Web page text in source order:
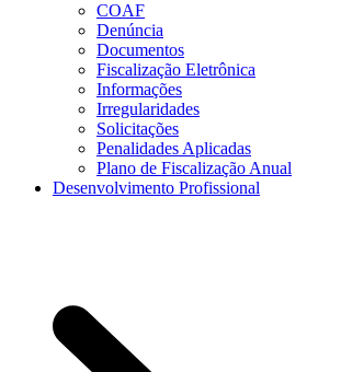
COAF
Denúncia
Documentos
Fiscalização Eletrônica
Informações
Irregularidades
Solicitações
Penalidades Aplicadas
Plano de Fiscalização Anual
Desenvolvimento Profissional